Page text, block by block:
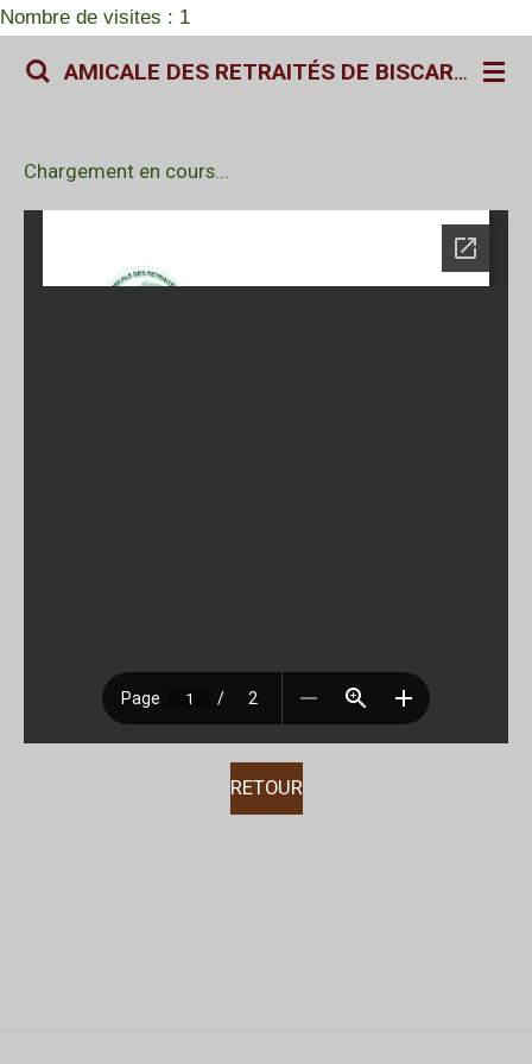
Nombre de visites : 1
Passer
au
AMICALE DES RETRAITÉS DE BISCARROSSE
Chargement en cours...
RETOUR